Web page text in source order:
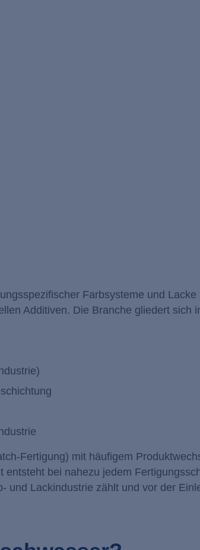
Farbsysteme und Lacke
Additiven. Die Branche gliedert sich
Fertigung) mit häufigem
entsteht bei nahezu jedem
und Lackindustrie zählt und vor der